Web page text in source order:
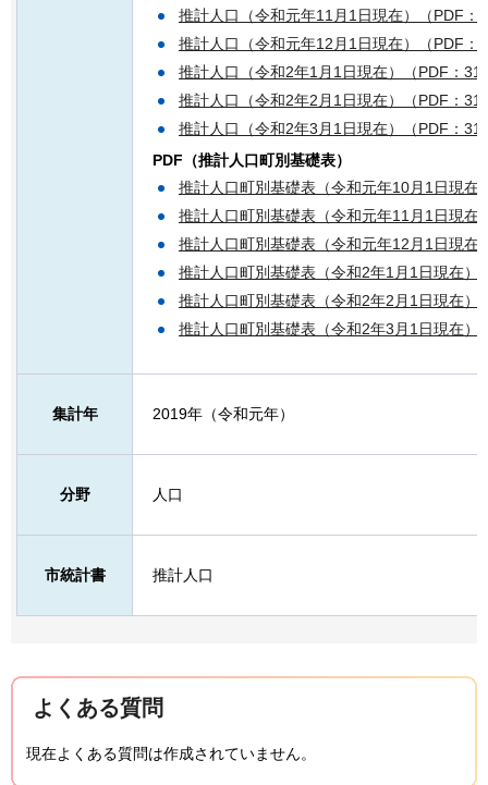
推計人口（令和元年11月1日現在）（PDF：
推計人口（令和元年12月1日現在）（PDF：
推計人口（令和2年1月1日現在）（PDF：
推計人口（令和2年2月1日現在）（PDF：
推計人口（令和2年3月1日現在）（PDF：
PDF（推計人口町別基礎表）
推計人口町別基礎表（令和元年10月1日現在
推計人口町別基礎表（令和元年11月1日現在
推計人口町別基礎表（令和元年12月1日現在
推計人口町別基礎表（令和2年1月1日現在）
推計人口町別基礎表（令和2年2月1日現在）
推計人口町別基礎表（令和2年3月1日現在）
集計年 2019年（令和元年）
分野 人口
市統計書 推計人口
よくある質問
現在よくある質問は作成されていません。